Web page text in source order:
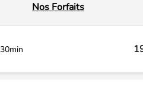
Nos Forfaits
30min